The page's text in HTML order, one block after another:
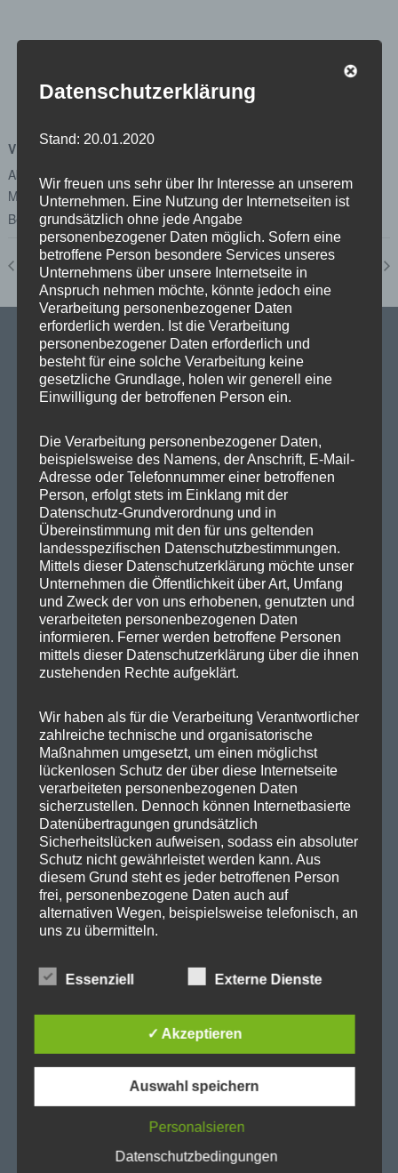
VERANSTALTUNGSORT
Abgeordnetenhaus von Berlin
Margot-Friedländer-Platz
Berlin, Berlin 10117 Google Karte anzeigen
Plenum Ausschuss für Wirtschaft, Energie und Betriebe
SPD Links
SPD in Europaparlament
SPD Deutschland
SPD Bundestragsfraktion
SPD Berlin
SPD Fraktion Berlin
SPD Reinickendorf
SPD Fraktion in der BVV
SPD Berliner Mitte
Wichtige Links
SPD in Startseite
Datenschutzerklärung
Kategorien
Abgeordnetenhaus
BER
Beteiligungsausschuss
Datenschutzerklärung
Stand: 20.01.2020
Wir freuen uns sehr über Ihr Interesse an unserem
Unternehmen. Eine Nutzung der Internetseiten ist
grundsätzlich ohne jede Angabe
personenbezogener Daten möglich. Sofern eine
betroffene Person besondere Services unseres
Unternehmens über unsere Internetseite in
Anspruch nehmen möchte, könnte jedoch eine
Verarbeitung personenbezogener Daten
erforderlich werden. Ist die Verarbeitung
personenbezogener Daten erforderlich und
besteht für eine solche Verarbeitung keine
gesetzliche Grundlage, holen wir generell eine
Einwilligung der betroffenen Person ein.
Die Verarbeitung personenbezogener Daten,
beispielsweise des Namens, der Anschrift, E-Mail-
Adresse oder Telefonnummer einer betroffenen
Person, erfolgt stets im Einklang mit der
Datenschutz-Grundverordnung und in
Übereinstimmung mit den für uns geltenden
landesspezifischen Datenschutzbestimmungen.
Mittels dieser Datenschutzerklärung möchte unser
Unternehmen die Öffentlichkeit über Art, Umfang
und Zweck der von uns erhobenen, genutzten und
verarbeiteten personenbezogenen Daten
informieren. Ferner werden betroffene Personen
mittels dieser Datenschutzerklärung über die ihnen
zustehenden Rechte aufgeklärt.
Wir haben als für die Verarbeitung Verantwortlicher
zahlreiche technische und organisatorische
Maßnahmen umgesetzt, um einen möglichst
lückenlosen Schutz der über diese Internetseite
verarbeiteten personenbezogenen Daten
sicherzustellen. Dennoch können Internetbasierte
Datenübertragungen grundsätzlich
Sicherheitslücken aufweisen, sodass ein absoluter
Schutz nicht gewährleistet werden kann. Aus
diesem Grund steht es jeder betroffenen Person
frei, personenbezogene Daten auch auf
alternativen Wegen, beispielsweise telefonisch, an
uns zu übermitteln.
Begriffsbestimmungen
Die Datenschutzerklärung beruht auf den
Begrifflichkeiten, die durch den Europäischen
der Datenschutz-Grundverordnung (DS-GVO)
verwendet wurden. Unsere Datenschutzerklärung
unsere Kunden und Geschäftspartner einfach
lesbar und verständlich sein. Um dies zu
gewährleisten, möchten wir vorab die verwendeten
Essenziell Externe Dienste
✓ Akzeptieren
Auswahl speichern
Personalsieren
Datenschutzbedingungen